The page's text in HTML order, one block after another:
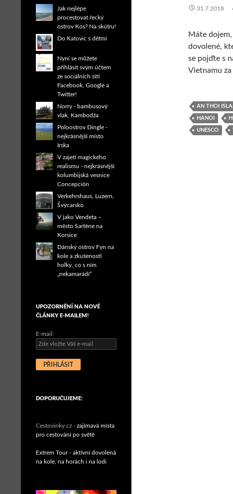
31.7.2018
Máte
dovolené,
se pojďte s
Vietnamu
AN THOI
HANOI
UNESCO
Jak nejlépe
procestovat řecký
ostrov Kos? Na skútru!
Do Katovic s dětmi
Nyní se můžete
přihlásit svým účtem
ze sociálních sítí
Facebook, Google a
Twitter!
Norry - bambusový
vlak, Kambodža
Poloostrov Dingle -
nejkrásnější místo
Irska
V zajetí magického
realismu - nejkrásnější
kolumbijská vesnice
Concepción
Verkehrshaus, Luzern,
Švýcarsko
V jako Vendeta –
město Sartène na
Korsice
Dánský ostrov Fyn na
kole a zkušenosti
holky, co s ním
„nekamarádí“
UPOZORNĚNÍ NA NOVÉ
ČLÁNKY E-MAILEM!
E-mail:
DOPORUČUJEME:
Cestovinky.cz - zajímavá místa
pro cestování po světě
Extrem Tour - aktivní dovolená
na kole, na horách i na lodi